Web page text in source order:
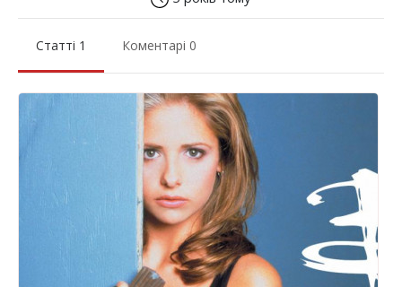
Статті 1 Коментарі 0